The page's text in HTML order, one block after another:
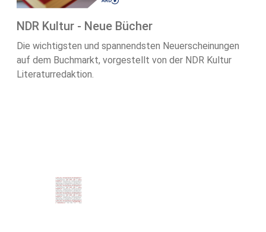
NDR Kultur - Neue Bücher
Die wichtigsten und spannendsten Neuerscheinungen
auf dem Buchmarkt, vorgestellt von der NDR Kultur
Literaturredaktion.